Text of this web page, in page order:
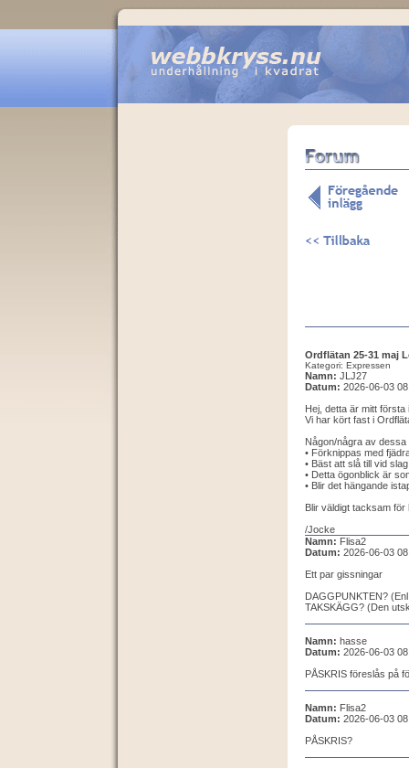
Ordflätan 25-31 maj
Kategori: Expressen
Namn: JLJ27
Datum: 2026-06-03
Hej, detta är mitt första
Vi har kört fast i
Någon/några av dessa
• Förknippas med
• Bäst att slå till vid
• Detta ögonblick är
• Blir det hängande
Blir väldigt tacksam för
/Jocke
Namn: Flisa2
Datum: 2026-06-03
Ett par gissningar
DAGGPUNKTEN?
TAKSKÄGG? (Den
Namn: hasse
Datum: 2026-06-03
PÅSKRIS föreslås på
Namn: Flisa2
Datum: 2026-06-03
PÅSKRIS?